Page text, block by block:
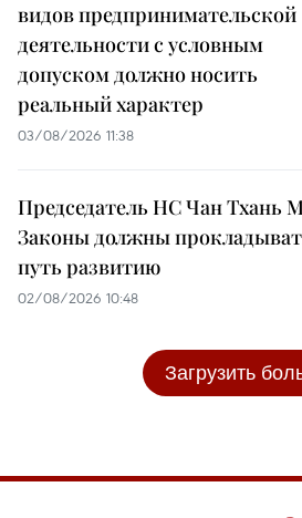
видов предпринимательской
деятельности с условным
допуском должно носить
реальный характер
03/08/2026 11:38
Председатель НС Чан Тхань
Законы должны
путь развитию
02/08/2026 10:48
Загрузить